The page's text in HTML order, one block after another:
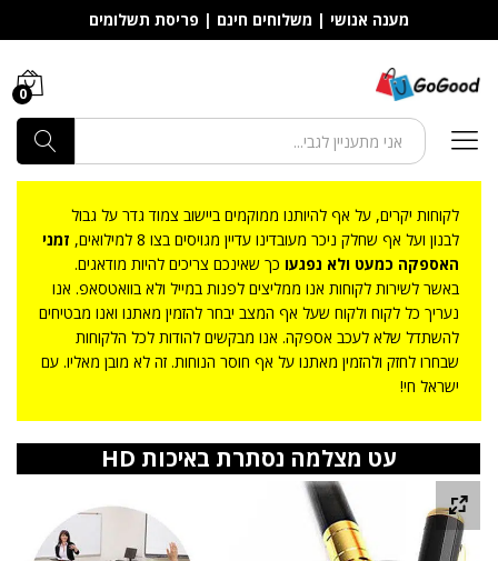
מענה אנושי | משלוחים חינם | פריסת תשלומים
0
חפש
לקוחות יקרים, על אף להיותנו ממוקמים ביישוב צמוד גדר על גבול
לבנון ועל אף שחלק ניכר מעובדינו עדיין מגויסים בצו 8 למילואים,
זמני
האספקה כמעט ולא נפגעו כך שאינכם צריכים להיות מודאגים.
באשר לשירות לקוחות אנו ממליצים לפנות במייל ולא בוואטסאפ. אנו
נעריך כל לקוח ולקוח שעל אף המצב יבחר להזמין מאתנו ואנו מבטיחים
להשתדל שלא לעכב אספקה. אנו מבקשים להודות לכל הלקוחות
שבחרו לחזק ולהזמין מאתנו על אף חוסר הנוחות. זה לא מובן מאליו. עם
ישראל חי!
עט מצלמה נסתרת באיכות HD